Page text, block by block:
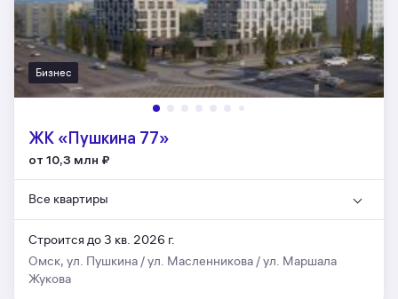
Бизнес
ЖК «Пушкина 77»
от 10,3 млн ₽
Все квартиры
Строится до 3 кв. 2026 г.
Омск, ул. Пушкина / ул. Масленникова / ул. Маршала
Жукова